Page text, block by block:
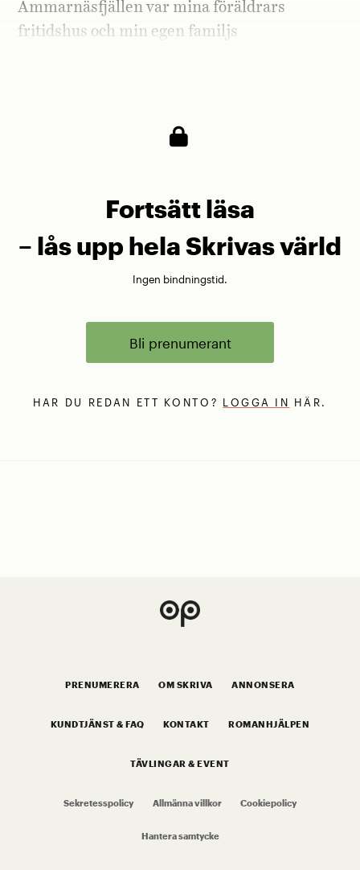
Ammarnäsfjällen var mina föräldrars
fritidshus och min egen familjs
Fortsätt läsa
– lås upp hela Skrivas värld
Ingen bindningstid.
Bli prenumerant
HAR DU REDAN ETT KONTO? LOGGA IN HÄR.
PRENUMERERA OM SKRIVA ANNONSERA
KUNDTJÄNST & FAQ KONTAKT ROMANHJÄLPEN
TÄVLINGAR & EVENT
Sekretesspolicy Allmänna villkor Cookiepolicy
Hantera samtycke